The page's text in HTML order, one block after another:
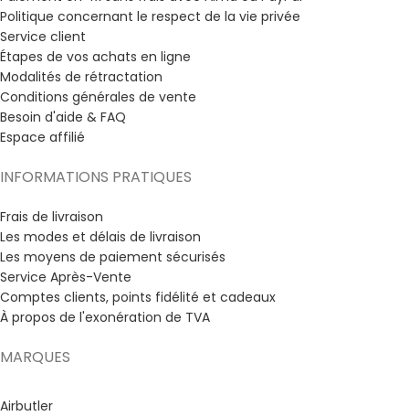
Politique concernant le respect de la vie privée
Service client
Étapes de vos achats en ligne
Modalités de rétractation
Conditions générales de vente
Besoin d'aide & FAQ
Espace affilié
INFORMATIONS PRATIQUES
Frais de livraison
Les modes et délais de livraison
Les moyens de paiement sécurisés
Service Après-Vente
Comptes clients, points fidélité et cadeaux
À propos de l'exonération de TVA
MARQUES
Airbutler